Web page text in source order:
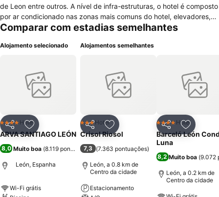
de Leon entre outros. A nível de infra-estruturas, o hotel é composto
por ar condicionado nas zonas mais comuns do hotel, elevadores,
TV e máquina de café à entrada do hotel, salas para conferências
estacionamento gratuito. Por outro lado pode desfrutar de
serviços que pode dispor como serviços de negócios, de quarto
mas com horários limitados, de casamento, recepção 24h por dia,
internet sem fios e auxiliam se precisar de assistência turística. O
equipados com ar condicionado, telefone, mesa de escritório,
janelas que proporcionam vista, TV com canais por satélite,
banheiro privativo e são limpos diariamente.
Comparar com estadias semelhantes
Alojamento selecionado
PartilharAdicionar aos favoritos
4 EstrelasHotel
ARVA SANTIAGO LEÓN
8,0 Muito boa (8.119 pontuações
León, Espanha
Wi-Fi grátis
Alojamentos semelhantes
PartilharAdicionar aos favoritos
3 Estrelas
Hotel
Crisol Riosol
7,3 (7.363 pontuações)
León, a 0.8 km de
Centro da cidade
Estacionamento
Partilhar
4 EstrelasHotel
Barceló León
Luna
8,2 Muito boa (9.072
León, a 0.2 km de
Centro da cidade